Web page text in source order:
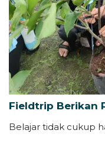
Fieldtrip Berikan
Belajar tidak cukup